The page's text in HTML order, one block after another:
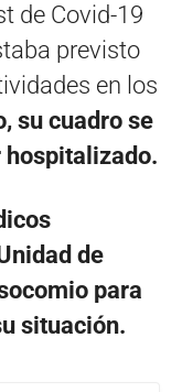
de Covid-19
previsto
en los
su cuadro se
hospitalizado.
de
para
situación.